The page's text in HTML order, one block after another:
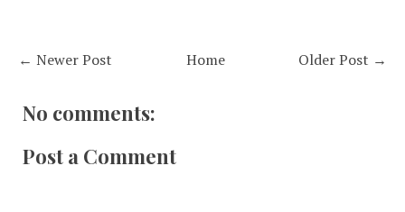
← Newer Post Older Post →
Home
No comments:
Post a Comment